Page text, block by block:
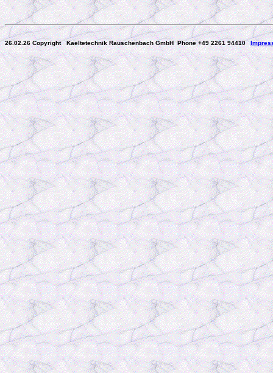
26.02.26 Copyright Kaeltetechnik Rauschenbach GmbHPhone +49 2261 94410